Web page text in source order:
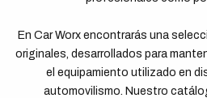
En Car Worx encontrarás una
originales, desarrollados para
el equipamiento utilizado en
automovilismo. Nuestro